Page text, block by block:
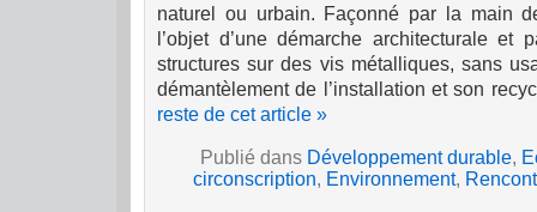
naturel ou urbain. Façonné par la main
l’objet d’une démarche architecturale et
structures sur des vis métalliques, sans
démantèlement de l’installation et son
reste de cet article »
Publié dans Développement durable,
circonscription, Environnement,